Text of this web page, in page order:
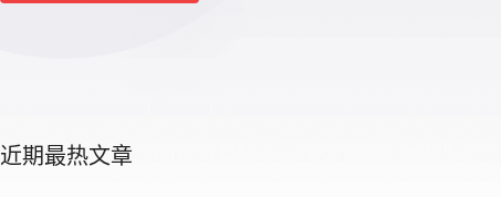
近期最热文章